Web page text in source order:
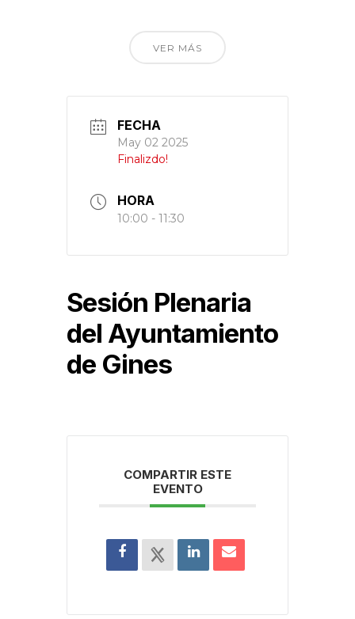
VER MÁS
FECHA
May 02 2025
Finalizdo!
HORA
10:00 - 11:30
Sesión Plenaria
del Ayuntamiento
de Gines
COMPARTIR ESTE
EVENTO